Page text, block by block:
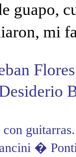
guapo,
mi
Flores
con
�